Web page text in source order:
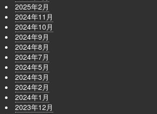
2025年2月
2024年11月
2024年10月
2024年9月
2024年8月
2024年7月
2024年5月
2024年3月
2024年2月
2024年1月
2023年12月